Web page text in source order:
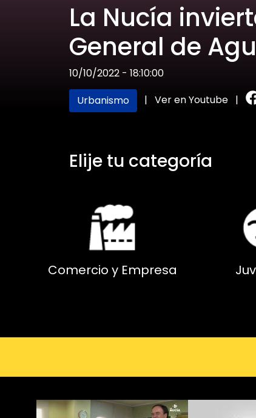
La Nucía
General de
10/10/2022 - 18:10:00
Urbanismo
| Ver en Youtube |
Elije tu categoría
Comercio y Empresa